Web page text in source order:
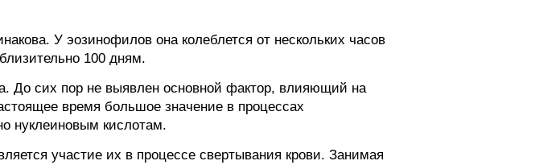
У эозинофилов она колеблется от нескольких часов
100 дням.
До сих пор не выявлен основной фактор, влияющий на
время большое значение в процессах
нуклеиновым кислотам.
участие их в процессе свертывания крови. Занимая